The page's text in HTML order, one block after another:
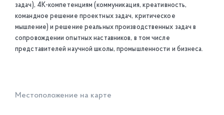
задач), 4К-компетенциям (коммуникация, креативность,
командное решение проектных задач, критическое
мышление) и решение реальных производственных задач в
сопровождении опытных наставников, в том числе
представителей научной школы, промышленности и бизнеса.
Местоположение на карте